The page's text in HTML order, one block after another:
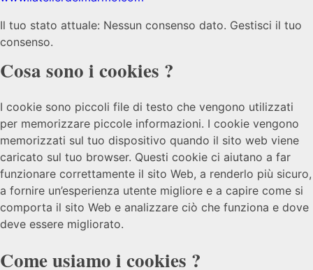
Il tuo stato attuale: Nessun consenso dato. Gestisci il tuo
consenso.
Cosa sono i cookies ?
I cookie sono piccoli file di testo che vengono utilizzati
per memorizzare piccole informazioni. I cookie vengono
memorizzati sul tuo dispositivo quando il sito web viene
caricato sul tuo browser. Questi cookie ci aiutano a far
funzionare correttamente il sito Web, a renderlo più sicuro,
a fornire un’esperienza utente migliore e a capire come si
comporta il sito Web e analizzare ciò che funziona e dove
deve essere migliorato.
Come usiamo i cookies ?